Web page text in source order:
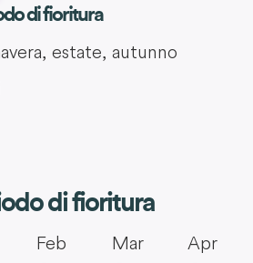
di fioritura
estate, autunno
di fioritura
Feb Mar Apr